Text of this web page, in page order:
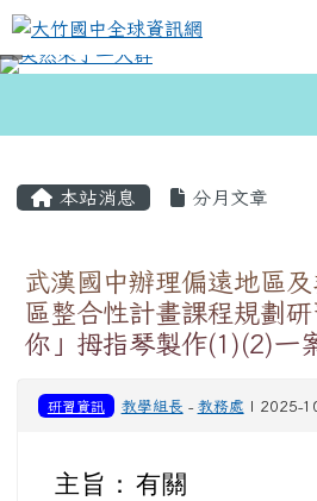
跳至主內容區
大竹國中全球資訊網
本站消息 分月文章
武漢國中辦理偏遠地區
區整合性計畫課程規劃
你」拇指琴製作(1)(2)一
研習資訊 教學組長 - 教務處 | 2025-
主旨： 有關